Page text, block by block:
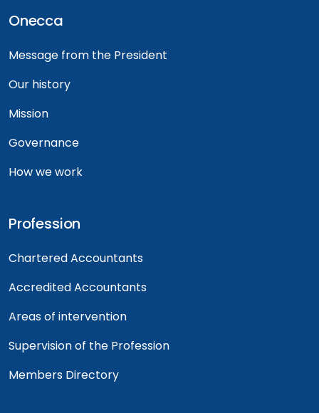
Onecca
Message from the President
Our history
Mission
Governance
How we work
Profession
Chartered Accountants
Accredited Accountants
Areas of intervention
Supervision of the Profession
Members Directory